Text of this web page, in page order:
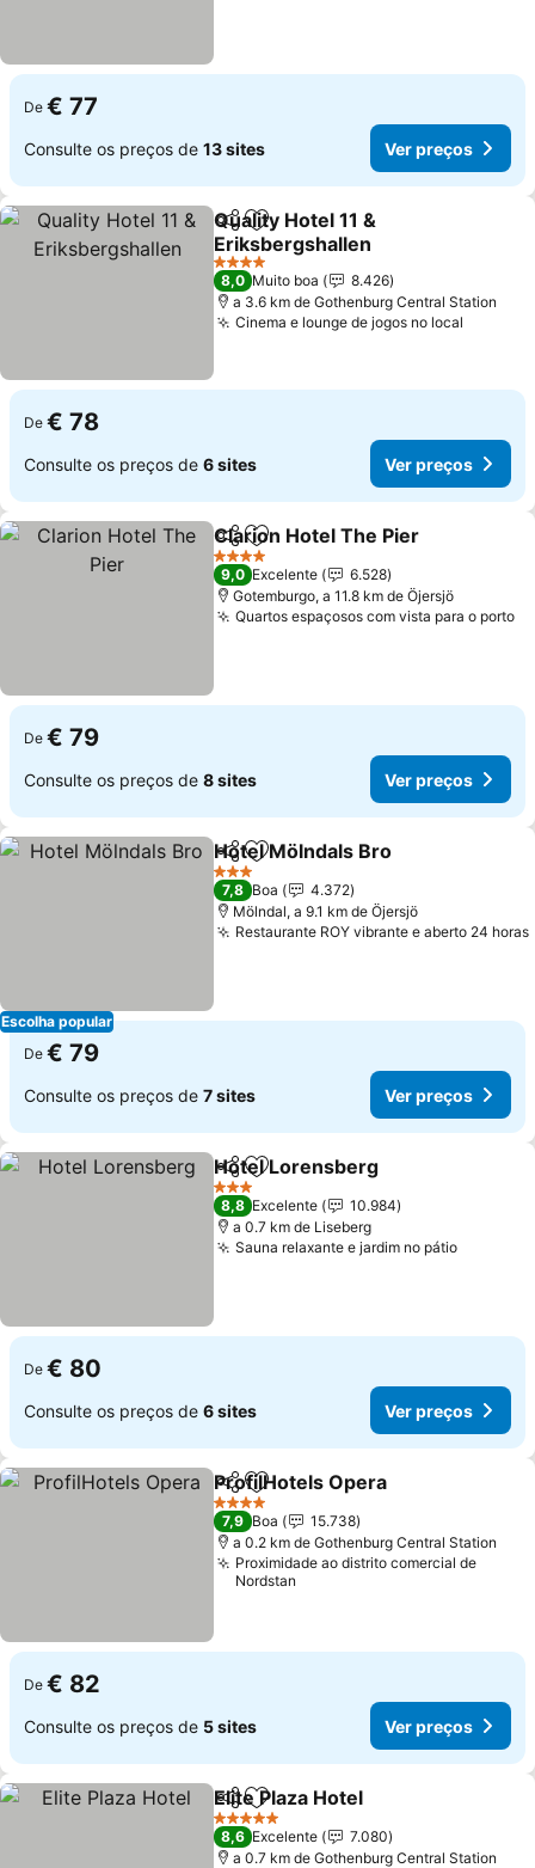
De € 77
Consulte os preços de 13 sites Ver preços
PartilharAdicionar aos favoritos
Quality Hotel 11 &
Eriksbergshallen
4 Estrelas
8,0 Muito boa
8.426
a 3.6 km de Gothenburg Central Station
Cinema e lounge de jogos no local
De € 78
Consulte os preços de 6 sites Ver preços
PartilharAdicionar aos favoritos
Clarion Hotel The Pier
4 Estrelas
9,0 Excelente
6.528
Gotemburgo, a 11.8 km de Öjersjö
Quartos espaçosos com vista para o porto
De € 79
Consulte os preços de 8 sites Ver preços
Escolha popular
PartilharAdicionar aos favoritos
Hotel Mölndals Bro
3 Estrelas
7,8 Boa
4.372
Mölndal, a 9.1 km de Öjersjö
Restaurante ROY vibrante e aberto 24 horas
De € 79
Consulte os preços de 7 sites Ver preços
PartilharAdicionar aos favoritos
Hotel Lorensberg
3 Estrelas
8,8 Excelente
10.984
a 0.7 km de Liseberg
Sauna relaxante e jardim no pátio
De € 80
Consulte os preços de 6 sites Ver preços
PartilharAdicionar aos favoritos
ProfilHotels Opera
4 Estrelas
7,9 Boa
15.738
a 0.2 km de Gothenburg Central Station
Proximidade ao distrito comercial de
Nordstan
De € 82
Consulte os preços de 5 sites Ver preços
PartilharAdicionar aos favoritos
Elite Plaza Hotel
5 Estrelas
8,6 Excelente
7.080
a 0.7 km de Gothenburg Central Station